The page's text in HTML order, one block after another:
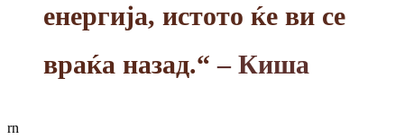
енергија, истото ќе ви се
враќа назад.“ – Киша
rn